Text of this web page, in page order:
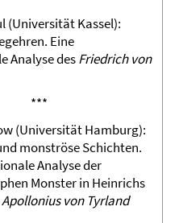
(Universität Kassel):
Eine
Analyse desFriedrich von
***
(Universität Hamburg):
monströse Schichten.
Analyse der
Monster in Heinrichs
Apollonius von Tyrland